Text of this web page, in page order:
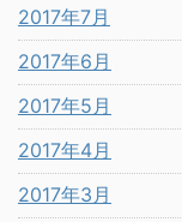
2017年7月
2017年6月
2017年5月
2017年4月
2017年3月